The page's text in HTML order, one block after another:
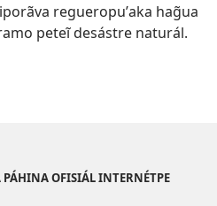
regueropuʼaka hag̃ua
peteĩ desástre naturál.
PÁHINA OFISIÁL INTERNÉTPE